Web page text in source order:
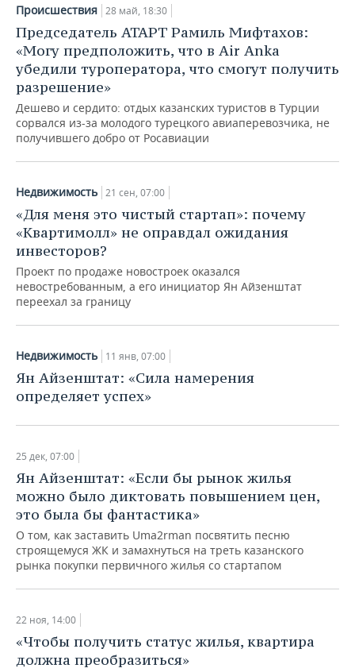
НЕФТЕХИМИЯ
НЕФТЬ
ОПК
ЭНЕРГЕТИКА
РОЗНИЧНАЯ ТОРГОВЛЯ
ТРАНСПОРТ
УСЛУГИ
НОВОСТИ ТЕХНОЛОГИЙ
IT
МЕДИА
ТЕЛЕКОММУНИКАЦИИ
МЕРОПРИЯТИЯ
НОВОСТИ МЕРОПРИЯТИЙ
ВЫЕЗДНАЯ РЕДАКЦИЯ
БИЗНЕС-БРАНЧИ
ОТКРЫТАЯ ЛЕКЦИЯ
СПОРТ
НОВОСТИ СПОРТА
ФУТБОЛ
БАСКЕТБОЛ
ВОЛЕЙБОЛ
КИБЕРСПОРТ
ФИГУРНОЕ КАТАНИЕ
ВОДНЫЕ ВИДЫ СПОРТА
ХОККЕЙ С МЯЧОМ
ОБЩЕСТВО
НОВОСТИ ОБЩЕСТВА
ИНФРАСТРУКТУРА
ИСТОРИЯ
КУЛЬТУРА
МЕДИЦИНА
ОБРАЗОВАНИЕ
ПРОИСШЕСТВИЯ
ФОТОГАЛЕРЕЯ
СПРАВОЧНИК
СПИСОК ПЕРСОН
СПИСОК КОМПАНИЙ
ПОЛНАЯ ВЕРСИЯ
Происшествия 28 май, 18:30
Председатель АТАРТ Рамиль Мифтахов:
«Могу предположить, что в Air Anka
убедили туроператора, что смогут получить
разрешение»
Дешево и сердито: отдых казанских туристов в Турции
сорвался из-за молодого турецкого авиаперевозчика, не
получившего добро от Росавиации
Недвижимость 21 сен, 07:00
«Для меня это чистый стартап»: почему
«Квартимолл» не оправдал ожидания
инвесторов?
Проект по продаже новостроек оказался
невостребованным, а его инициатор Ян Айзенштат
переехал за границу
Недвижимость 11 янв, 07:00
Ян Айзенштат: «Сила намерения
определяет успех»
25 дек, 07:00
Ян Айзенштат: «Если бы рынок жилья
можно было диктовать повышением цен,
это была бы фантастика»
О том, как заставить Uma2rman посвятить песню
строящемуся ЖК и замахнуться на треть казанского
рынка покупки первичного жилья со стартапом
22 ноя, 14:00
«Чтобы получить статус жилья, квартира
должна преобразиться»